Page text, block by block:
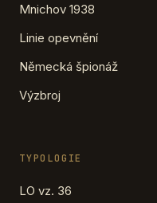
Mnichov 1938
Linie opevnění
Německá špionáž
Výzbroj
TYPOLOGIE
LO vz. 36